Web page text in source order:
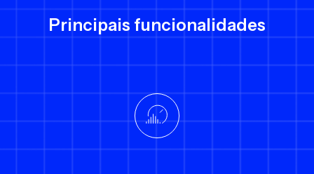
Principais funcionalidades